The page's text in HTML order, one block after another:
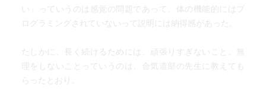
い」っていうのは感覚の問題であって、体の機能的にはプ
ログラミングされていないって説明には納得感があった。
たしかに、長く続けるためには、頑張りすぎないこと。無
理をしないことっていうのは、合気道部の先生に教えても
らったとおり。